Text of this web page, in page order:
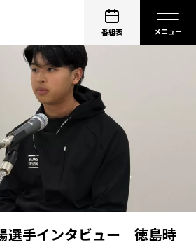
番組表
選手インタビュー 徳島時